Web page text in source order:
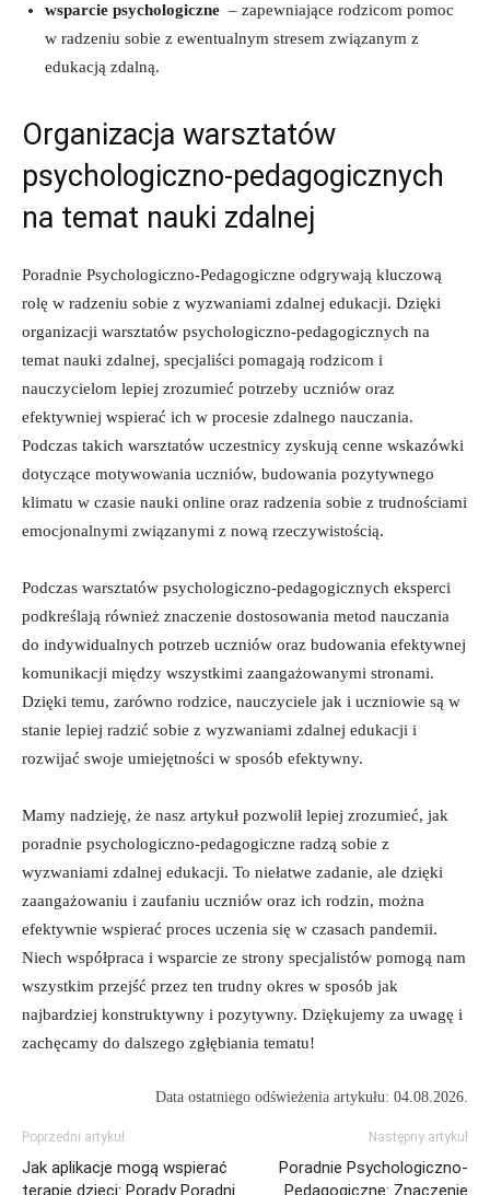
wsparcie psychologiczne ​ – zapewniające rodzicom pomoc
w ⁣radzeniu‍ sobie z ewentualnym stresem związanym ​z
edukacją zdalną.
Organizacja ⁤warsztatów
psychologiczno-pedagogicznych
na temat nauki zdalnej
Poradnie Psychologiczno-Pedagogiczne odgrywają kluczową
⁢rolę w​ radzeniu ⁤sobie z wyzwaniami zdalnej edukacji. Dzięki
organizacji warsztatów psychologiczno-pedagogicznych​ na
temat nauki zdalnej, specjaliści pomagają rodzicom i⁢
nauczycielom lepiej⁢ zrozumieć potrzeby uczniów oraz
efektywniej⁤ wspierać⁣ ich w‍ procesie zdalnego nauczania.
Podczas takich warsztatów uczestnicy zyskują ‌cenne wskazówki
dotyczące motywowania ⁤uczniów, budowania pozytywnego
klimatu w czasie nauki ⁢online oraz radzenia sobie ‌z trudnościami
⁢emocjonalnymi związanymi ‍z nową⁤ rzeczywistością.
Podczas warsztatów psychologiczno-pedagogicznych eksperci⁢
podkreślają również⁣ znaczenie dostosowania metod nauczania
do indywidualnych ⁣potrzeb uczniów oraz budowania ​efektywnej
komunikacji‍ między wszystkimi zaangażowanymi stronami.
Dzięki‍ temu, zarówno rodzice,⁣ nauczyciele⁤ jak ⁢i uczniowie są ⁢w
stanie ‍lepiej radzić sobie⁤ z wyzwaniami zdalnej edukacji ⁢i
rozwijać swoje‌ umiejętności w sposób‍ efektywny.
Mamy‌ nadzieję, ⁣że nasz artykuł⁣ pozwolił lepiej zrozumieć, jak
poradnie ‌psychologiczno-pedagogiczne ‍radzą sobie⁤ z⁤
wyzwaniami zdalnej edukacji. To niełatwe‌ zadanie, ale dzięki‍
zaangażowaniu i zaufaniu uczniów oraz ich‌ rodzin, można
efektywnie wspierać​ proces uczenia się w czasach pandemii.
Niech​ współpraca i wsparcie‍ ze strony specjalistów pomogą nam
wszystkim przejść ‍przez ten trudny okres⁢ w ⁤sposób jak⁢
najbardziej‌ konstruktywny i pozytywny. Dziękujemy ⁢za uwagę i
⁢zachęcamy⁣ do dalszego zgłębiania ​tematu!
Data ostatniego odświeżenia artykułu: 04.08.2026.
Poprzedni artykuł
Jak aplikacje mogą wspierać
terapię dzieci: Porady Poradni
Następny artykuł
Poradnie Psychologiczno-
Pedagogiczne: Znaczenie